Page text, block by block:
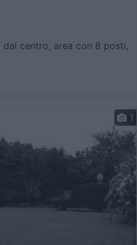
centro, area con 8 posti,
1